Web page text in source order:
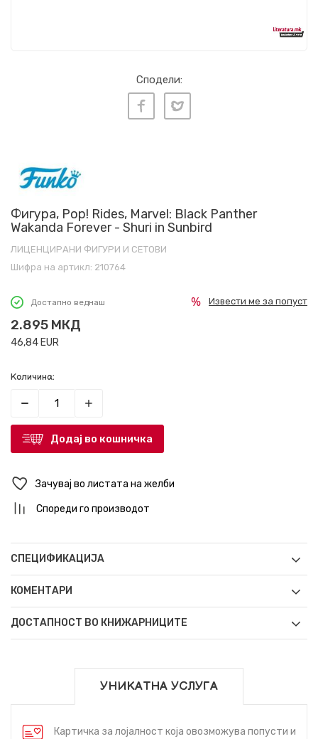
Сподели:
Фигура, Pop! Rides, Marvel: Black Panther
Wakanda Forever - Shuri in Sunbird
ЛИЦЕНЦИРАНИ ФИГУРИ И СЕТОВИ
Шифра на артикл: 210764
Достапно веднаш
2.895 МКД
46,84EUR
Извести ме за попуст
Количина:
Додај во кошничка
Зачувај во листата на желби
Спореди го производот
СПЕЦИФИКАЦИЈА
КОМЕНТАРИ
ДОСТАПНОСТ ВО КНИЖАРНИЦИТЕ
УНИКАТНА УСЛУГА
Картичка за лојалност која овозможува попусти и